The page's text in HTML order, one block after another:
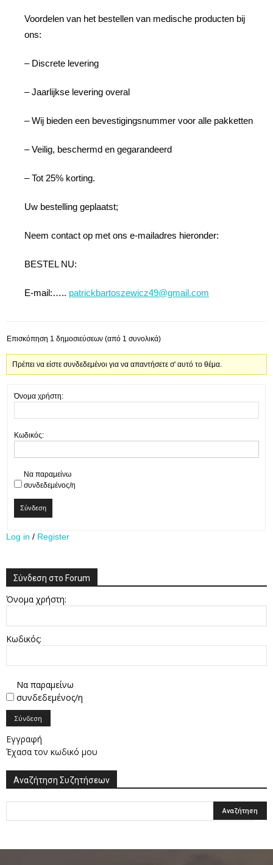
Voordelen van het bestellen van medische producten bij
ons:
– Discrete levering
– Jaarlijkse levering overal
– Wij bieden een bevestigingsnummer voor alle pakketten
– Veilig, beschermd en gegarandeerd
– Tot 25% korting.
Uw bestelling geplaatst;
Neem contact op met ons e-mailadres hieronder:
BESTEL NU:
E-mail:….. patrickbartoszewicz49@gmail.com
Επισκόπηση 1 δημοσιεύσεων (από 1 συνολικά)
Πρέπει να είστε συνδεδεμένοι για να απαντήσετε σ' αυτό το θέμα.
Όνομα χρήστη:
Κωδικός:
Να παραμείνω
συνδεδεμένος/η
Σύνδεση
Log in / Register
Σύνδεση στο Forum
Όνομα χρήστη:
Κωδικός:
Να παραμείνω
συνδεδεμένος/η
Σύνδεση
Εγγραφή
Έχασα τον κωδικό μου
Αναζήτηση Συζητήσεων